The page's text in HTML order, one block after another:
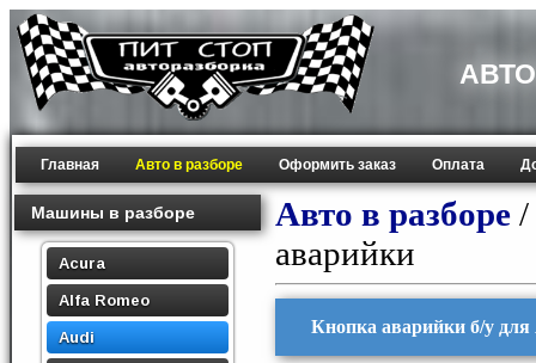
Главная Авто в разборе Оформить заказ Оплата
Машины в разборе
Acura
Alfa Romeo
Audi
Авто в разборе /
аварийки
Кнопка аварийки б/у для